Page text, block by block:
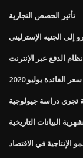
تأثير الحصص التجارية
الجنيه الإسترليني
الدفع عبر الإنترنت
الفائدة يوليو 2020
تجري دراسة جيولوجية
البيانات التاريخية
الإنتاجية في الاقتصاد